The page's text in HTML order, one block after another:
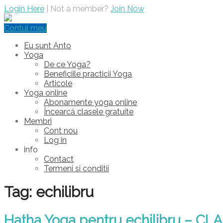
Login Here | Not a member? Join Now
Contul meu
Eu sunt Anto
Yoga
De ce Yoga?
Beneficiile practicii Yoga
Articole
Yoga online
Abonamente yoga online
Încearcă clasele gratuite
Membri
Cont nou
Log in
info
Contact
Termeni si conditii
Tag: echilibru